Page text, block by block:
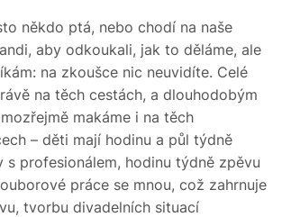
někdo ptá, nebo chodí na naše
aby odkoukali, jak to děláme, ale
na zkoušce nic neuvidíte. Celé
na těch cestách, a dlouhodobým
makáme i na těch
– děti mají hodinu a půl týdně
s profesionálem, hodinu týdně zpěvu
práce se mnou, což zahrnuje
tvorbu divadelních situací